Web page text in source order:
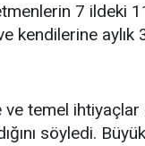
7 ildeki
kendilerine
ve temel
söyledi.